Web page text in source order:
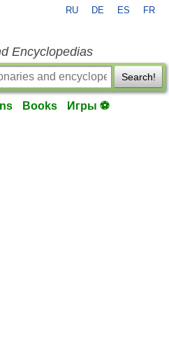
RU DE ES FR
Encyclopedias
Search!
Books Игры ⚽